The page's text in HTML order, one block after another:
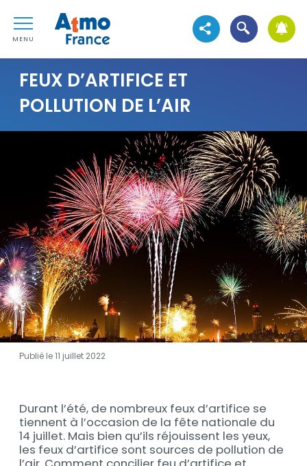
Aller au premier menu de navigation
Aller à la recherche
MENU
Atmo France
Voir les réseaux sociaux
Ouvrir la
FEUX D’ARTIFICE ET
POLLUTION DE L’AIR
Visuel
Publié le 11 juillet 2022
Contenu
Durant l’été, de nombreux feux d’artifice se
tiennent à l’occasion de la fête nationale du
14 juillet. Mais bien qu’ils réjouissent les yeux,
les feux d’artifice sont sources de pollution de